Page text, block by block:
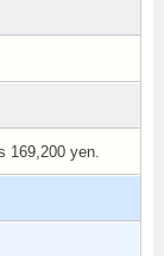
169,200 yen.